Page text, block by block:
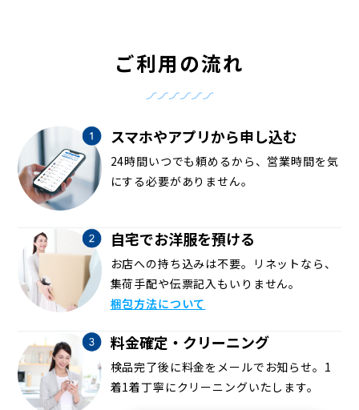
ご利用の流れ
スマホやアプリから申し込む
24時間いつでも頼めるから、営業時間を気
にする必要がありません。
自宅でお洋服を預ける
お店への持ち込みは不要。リネットなら、
集荷手配や伝票記入もいりません。
梱包方法について
料金確定・クリーニング
検品完了後に料金をメールでお知らせ。1
着1着丁寧にクリーニングいたします。